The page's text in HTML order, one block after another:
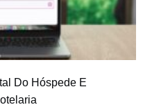
Do Hóspede E